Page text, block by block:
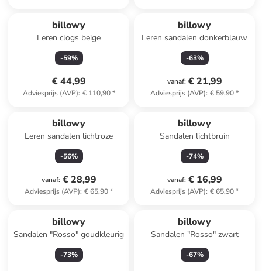
billowy
Leren clogs beige
-59%
€ 44,99
Adviesprijs (AVP): € 110,90*
billowy
Leren sandalen donkerblauw
-63%
vanaf: € 21,99
Adviesprijs (AVP): € 59,90*
billowy
Leren sandalen lichtroze
-56%
vanaf: € 28,99
Adviesprijs (AVP): € 65,90*
billowy
Sandalen lichtbruin
-74%
vanaf: € 16,99
Adviesprijs (AVP): € 65,90*
billowy
Sandalen "Rosso" goudkleurig
-73%
billowy
Sandalen "Rosso" zwart
-67%